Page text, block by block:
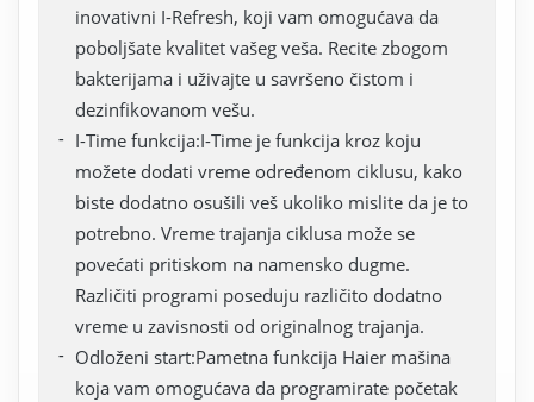
inovativni I-Refresh, koji vam omogućava da
poboljšate kvalitet vašeg veša. Recite zbogom
bakterijama i uživajte u savršeno čistom i
dezinfikovanom vešu.
I-Time funkcija:I-Time je funkcija kroz koju
možete dodati vreme određenom ciklusu, kako
biste dodatno osušili veš ukoliko mislite da je to
potrebno. Vreme trajanja ciklusa može se
povećati pritiskom na namensko dugme.
Različiti programi poseduju različito dodatno
vreme u zavisnosti od originalnog trajanja.
Odloženi start:Pametna funkcija Haier mašina
koja vam omogućava da programirate početak